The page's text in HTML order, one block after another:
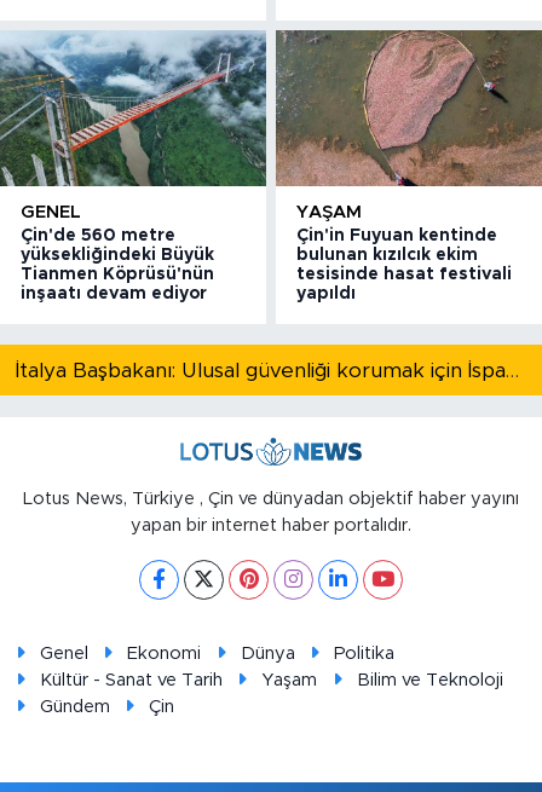
GENEL
Çin'de 560 metre
yüksekliğindeki Büyük
Tianmen Köprüsü'nün
inşaatı devam ediyor
YAŞAM
Çin'in Fuyuan kentinde
bulunan kızılcık ekim
tesisinde hasat festivali
yapıldı
İtalya Başbakanı: Ulusal güvenliği korumak için İspanya ile Schengen kapsamındaki serbest dolaşımı askıya alıyoruz
Lotus News, Türkiye , Çin ve dünyadan objektif haber yayını
yapan bir internet haber portalıdır.
Genel Ekonomi Dünya
Politika
Kültür - Sanat ve Tarih
Yaşam
Bilim ve Teknoloji
Gündem
Çin